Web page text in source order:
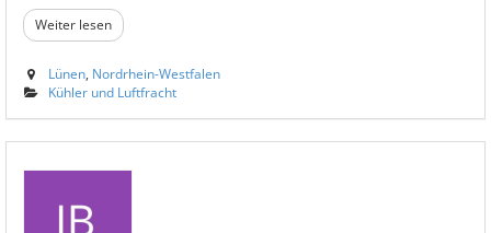
Weiter lesen
Lünen Nordrhein-Westfalen
Kühler und Luftfracht